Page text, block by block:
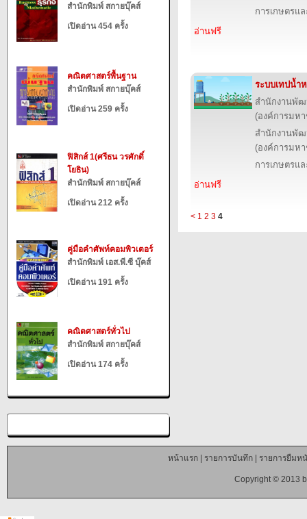
สำนักพิมพ์ สกายบุ๊คส์
เปิดอ่าน 454 ครั้ง
คณิตศาสตร์พื้นฐาน
สำนักพิมพ์ สกายบุ๊คส์
เปิดอ่าน 259 ครั้ง
ฟิสิกส์ 1(ศรีธน วรศักดิ์
โยธิน)
สำนักพิมพ์ สกายบุ๊คส์
เปิดอ่าน 212 ครั้ง
คู่มือคำศัพท์คอมพิวเตอร์
สำนักพิมพ์ เอส.พี.ซี บุ๊คส์
เปิดอ่าน 191 ครั้ง
คณิตศาสตร์ทั่วไป
สำนักพิมพ์ สกายบุ๊คส์
เปิดอ่าน 174 ครั้ง
การเกษตรแ
อ่านฟรี
ระบบเทปน้ำ
สำนักงานพัฒ
(องค์การมห
สำนักงานพัฒ
(องค์การมห
การเกษตรแ
อ่านฟรี
< 1 2 3 4
หน้าแรก| รายการบันทึก| รายการยืมห
Copyright © 2013